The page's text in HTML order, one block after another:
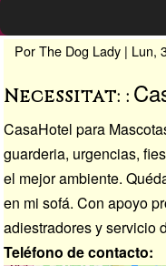
Main
navigation
PorThe Dog Lady | Lun,
Necessitat:
CasaHotel para
guarderia, urgencias,
el mejor ambiente.
en mi sofá. Con apoyo
adiestradores y servicio
Teléfono de contacto